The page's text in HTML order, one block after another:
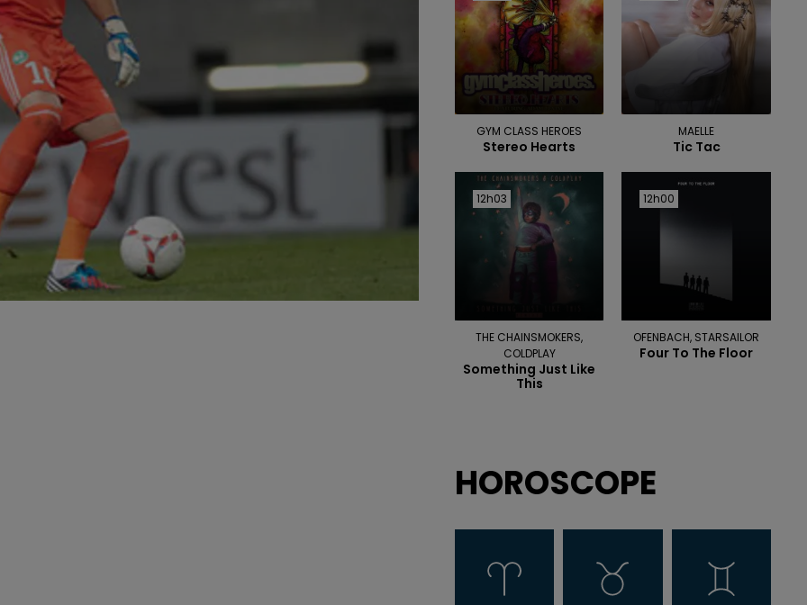
GYM CLASS HEROES
Stereo Hearts
MAELLE
Tic Tac
12h03
12h03
THE CHAINSMOKERS,
COLDPLAY
Something Just Like
This
12h00
12h00
OFENBACH, STARSAILOR
Four To The Floor
HOROSCOPE